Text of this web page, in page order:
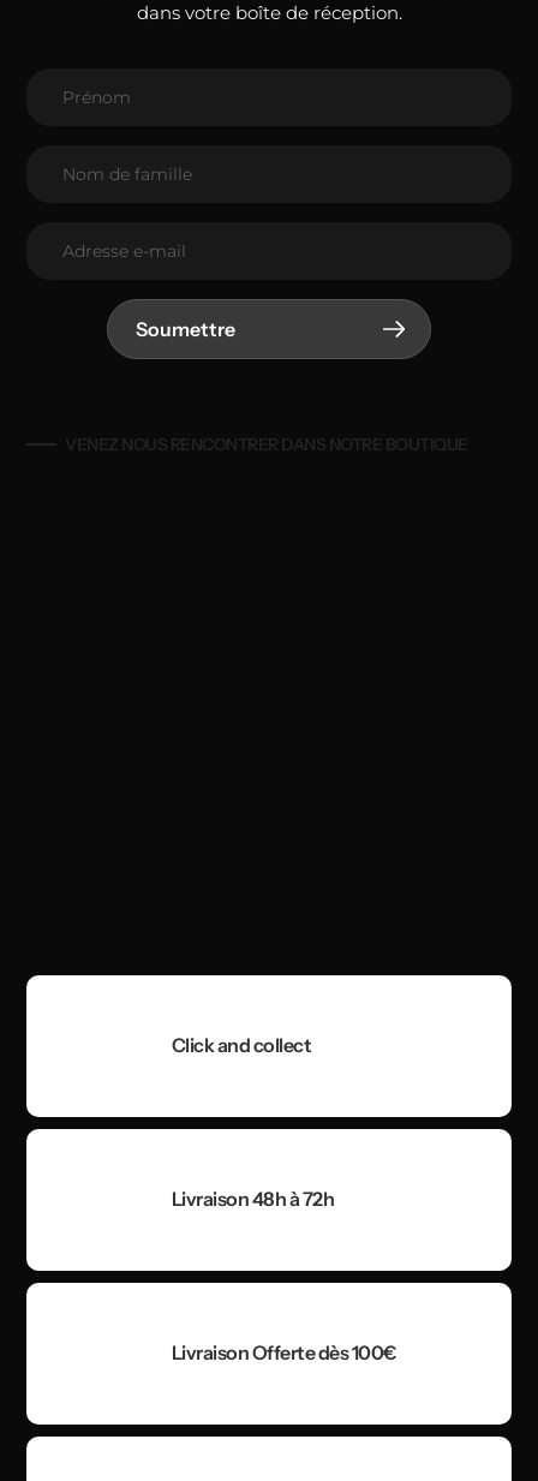
dans votre boîte de réception.
Soumettre
VENEZ NOUS RENCONTRER DANS NOTRE BOUTIQUE
Click and collect
Livraison 48h à 72h
Livraison Offerte dès 100€